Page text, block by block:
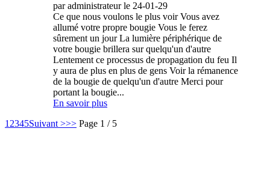
par administrateur le 24-01-29
Ce que nous voulons le plus voir Vous avez
allumé votre propre bougie Vous le ferez
sûrement un jour La lumière périphérique de
votre bougie brillera sur quelqu'un d'autre
Lentement ce processus de propagation du feu Il
y aura de plus en plus de gens Voir la rémanence
de la bougie de quelqu'un d'autre Merci pour
portant la bougie...
En savoir plus
12345Suivant >>> Page 1 / 5